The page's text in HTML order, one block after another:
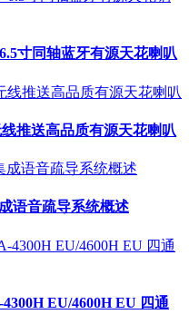
寸同轴蓝牙有源天花喇叭
推送高品质有源天花喇叭
语音疏导系统概述
EU/4600H EU 四通